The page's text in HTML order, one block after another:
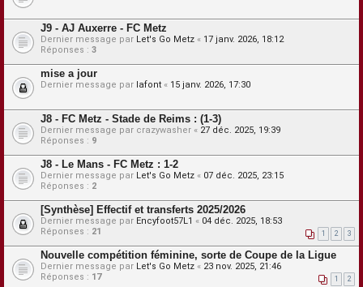
J9 - AJ Auxerre - FC Metz
Dernier message par Let's Go Metz « 17 janv. 2026, 18:12
Réponses : 3
mise a jour
Dernier message par lafont « 15 janv. 2026, 17:30
J8 - FC Metz - Stade de Reims : (1-3)
Dernier message par crazywasher « 27 déc. 2025, 19:39
Réponses : 9
J8 - Le Mans - FC Metz : 1-2
Dernier message par Let's Go Metz « 07 déc. 2025, 23:15
Réponses : 2
[Synthèse] Effectif et transferts 2025/2026
Dernier message par Encyfoot57L1 « 04 déc. 2025, 18:53
Réponses : 21 1 2 3
Nouvelle compétition féminine, sorte de Coupe de la Ligue
Dernier message par Let's Go Metz « 23 nov. 2025, 21:46
Réponses : 17 1 2